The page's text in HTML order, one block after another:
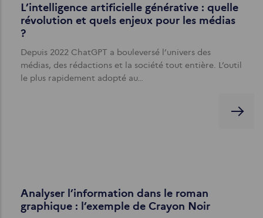
L’intelligence artificielle générative : quelle
révolution et quels enjeux pour les médias
?
Depuis 2022 ChatGPT a bouleversé l’univers des
médias, des rédactions et la société tout entière. L’outil
le plus rapidement adopté au…
Analyser l’information dans le roman
graphique : l’exemple de Crayon Noir